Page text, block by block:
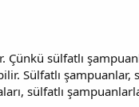
Çünkü sülfatlı
Sülfatlı
sülfatlı